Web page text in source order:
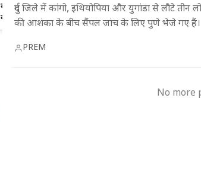
बेगूसराय के सरकारी अस्पताल में प्लास्टर
की जगह पैर पर बांधा लकड़ी का कुट,
Video Viral!
7 अगस्त का
लेकर
जानिए इस दिन
दुर्ग जिले में कांगो, इथियोपिया और युगांडा से लौटे तीन
की आशंका के बीच सैंपल जांच के लिए पुणे भेजे गए हैं।
PREM
No more